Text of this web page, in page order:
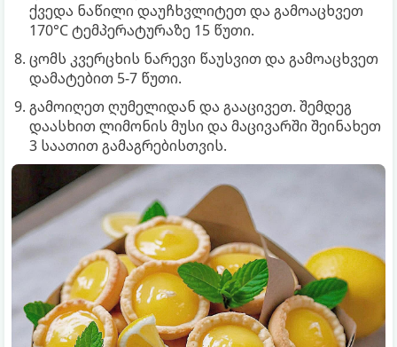
ქვედა ნაწილი დაუჩხვლიტეთ და გამოაცხვეთ
170°C ტემპერატურაზე 15 წუთი.
ცომს კვერცხის ნარევი წაუსვით და გამოაცხვეთ
დამატებით 5-7 წუთი.
გამოიღეთ ღუმელიდან და გააცივეთ. შემდეგ
დაასხით ლიმონის მუსი და მაცივარში შეინახეთ
3 საათით გამაგრებისთვის.